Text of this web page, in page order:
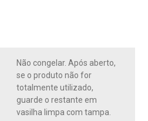
Não congelar. Após aberto,
se o produto não for
totalmente utilizado,
guarde o restante em
vasilha limpa com tampa.